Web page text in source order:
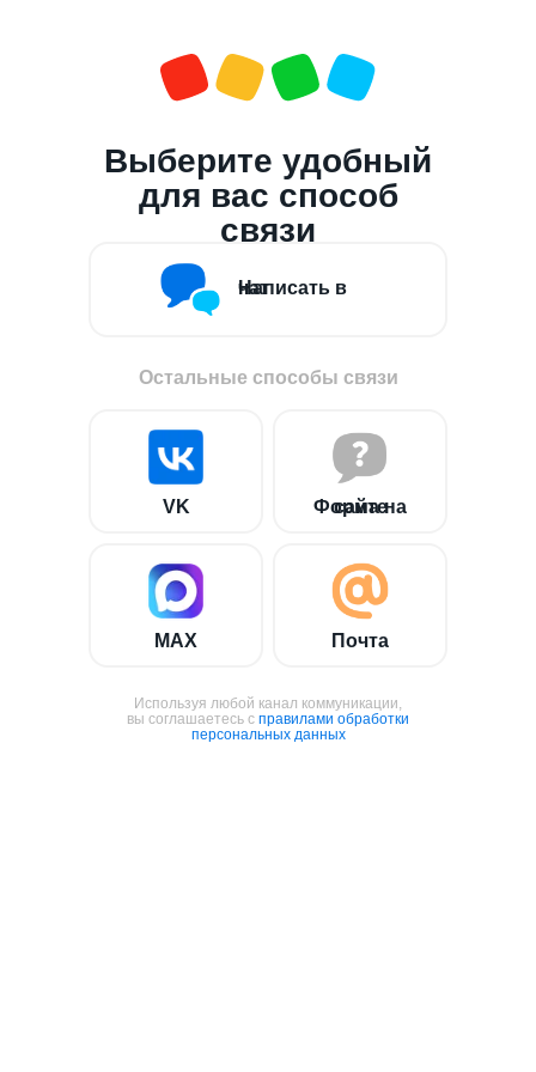
Выберите удобный
для вас способ
связи
Используя любой канал коммуникации,
вы соглашаетесь с правилами обработки
персональных данных
Остальные способы связи
Написать в чат
MAX
VK
Почта
Форма на сайте